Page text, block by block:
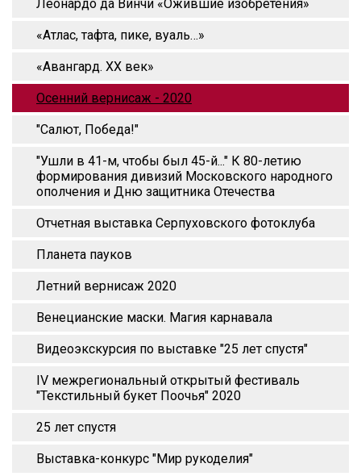
Леонардо да Винчи «Ожившие изобретения»
«Атлас, тафта, пике, вуаль…»
«Авангард. XX век»
Осенний вернисаж - 2020
"Салют, Победа!"
"Ушли в 41-м, чтобы был 45-й..." К 80-летию
формирования дивизий Московского народного
ополчения и Дню защитника Отечества
Отчетная выставка Серпуховского фотоклуба
Планета пауков
Летний вернисаж 2020
Венецианские маски. Магия карнавала
Видеоэкскурсия по выставке "25 лет спустя"
IV межрегиональный открытый фестиваль
"Текстильный букет Поочья" 2020
25 лет спустя
Выставка-конкурс "Мир рукоделия"